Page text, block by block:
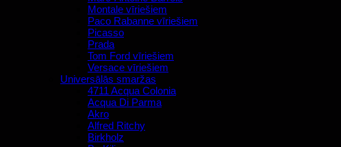
Montale vīriešiem
Paco Rabanne vīriešiem
Picasso
Prada
Tom Ford vīriešiem
Versace vīriešiem
Universālās smaržas
4711 Acqua Colonia
Acqua Di Parma
Akro
Alfred Ritchy
Birkholz